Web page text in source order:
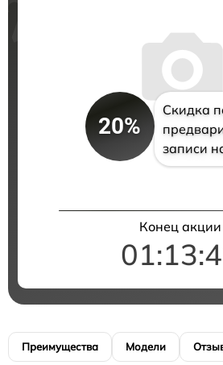
20%
Скидка
записи
Конец акции
Преимущества Модели